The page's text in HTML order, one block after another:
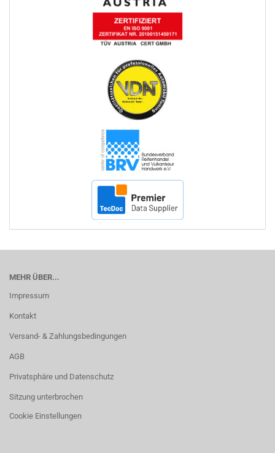
MEHR ÜBER...
Impressum
Kontakt
Versand- & Zahlungsbedingungen
AGB
Privatsphäre und Datenschutz
Sitzung unterbrochen
Cookie Einstellungen